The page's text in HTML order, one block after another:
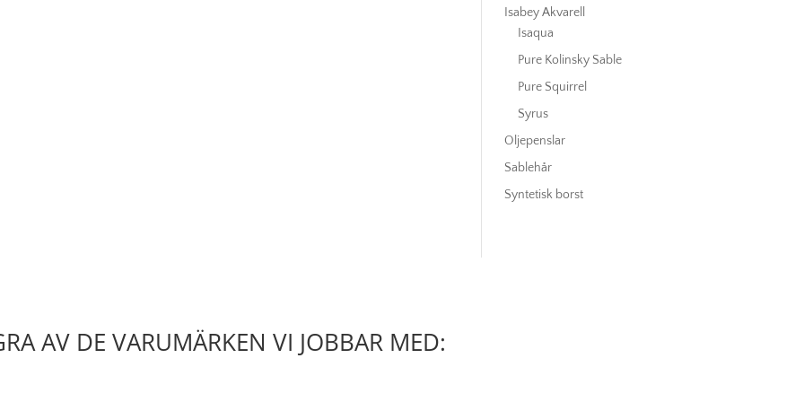
Isabey Akvarell
Isaqua
Pure Kolinsky Sable
Pure Squirrel
Syrus
Oljepenslar
Sablehår
Syntetisk borst
AV DE VARUMÄRKEN VI JOBBAR MED: